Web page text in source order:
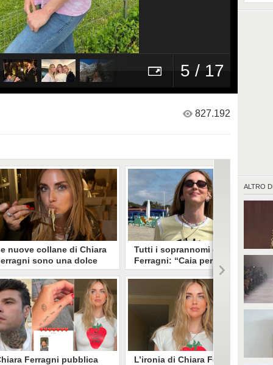
5 / 17
ALTRO DI
827.192
nuove collane di Chiara
sono una dolce
ai figli Leone e
Leone e Vittoria sono la
grande ragione di vita di
Ferragni ed è proprio per
omaggio che si è fatta
delle collane
ecco come sono e
costano.
Ferragni pubblica
Tutti i soprannomi di Chiara
Ferragni: “Caia per la
mamma, Ferry per i besties”
Chiara Ferragni si sta godendo i
ponti di primavera fuori città e sui
social appare spenso spensierata e
allegra. Di recente, ad esempio, ha
voluto rivelare tutti i suoi
soprannomi più originali: ecco
quali sono.
L’ironia di Chiara Ferragni: